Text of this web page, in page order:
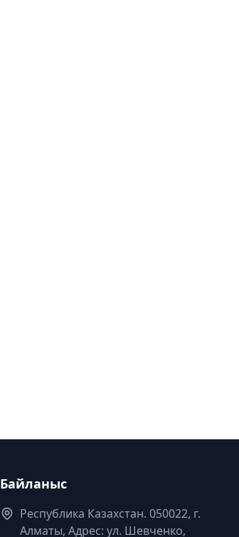
Байланыс
Республика Казахстан. 050022, г.
Алматы, Адрес: ул. Шевченко,